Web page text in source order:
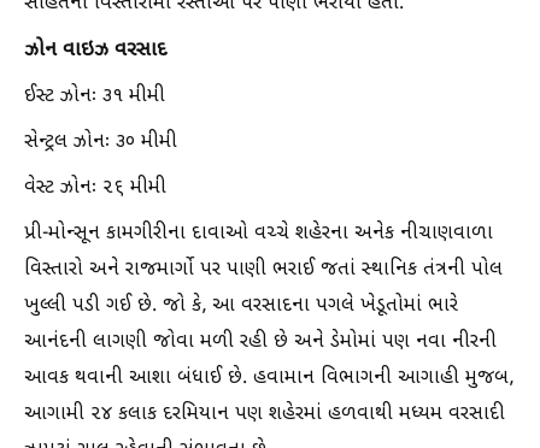
ઝોન વાઇઝ વરસાદ
ઈસ્ટ ઝોનઃ ૩૧ મીમી
સેન્ટ્રલ ઝોનઃ ૩૦ મીમી
વેસ્ટ ઝોનઃ ૨૬ મીમી
પ્રી-મોન્સૂન કામગીરીના દાવાઓ વચ્ચે શહેરના અનેક નીચાણવાળા
વિસ્તારો અને રાજમાર્ગો પર પાણી ભરાઈ જતાં સ્થાનિક તંત્રની પોલ
ખુલ્લી પડી ગઈ છે. જો કે, આ વરસાદના પગલે ખેડૂતોમાં ભારે
આનંદની લાગણી જોવા મળી રહી છે અને ડેમોમાં પણ નવા નીરની
આવક થવાની આશા બંધાઈ છે. હવામાન વિભાગની આગાહી મુજબ,
આગામી ૨૪ કલાક દરમિયાન પણ શહેરમાં હળવાથી મધ્યમ વરસાદી